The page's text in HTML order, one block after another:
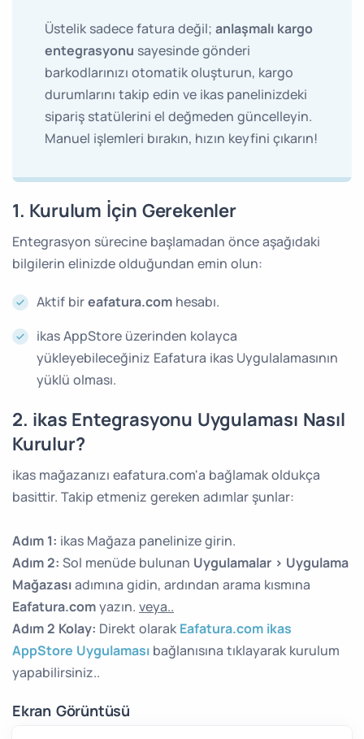
Üstelik sadece fatura değil; anlaşmalı kargo
entegrasyonu sayesinde gönderi
barkodlarınızı otomatik oluşturun, kargo
durumlarını takip edin ve ikas panelinizdeki
sipariş statülerini el değmeden güncelleyin.
Manuel işlemleri bırakın, hızın keyfini çıkarın!
1. Kurulum İçin Gerekenler
Entegrasyon sürecine başlamadan önce aşağıdaki
bilgilerin elinizde olduğundan emin olun:
Aktif bireafatura.com hesabı.
ikas AppStore üzerinden kolayca
yükleyebileceğiniz Eafatura ikas Uygulalamasının
yüklü olması.
2. ikas Entegrasyonu Uygulaması Nasıl
Kurulur?
ikas mağazanızı eafatura.com'a bağlamak oldukça
basittir. Takip etmeniz gereken adımlar şunlar:
Adım 1: ikas Mağaza panelinize girin.
Adım 2: Sol menüde bulunan Uygulamalar > Uygulama
Mağazasıadımına gidin, ardından arama kısmına
Eafatura.comyazın. veya..
Adım 2 Kolay: Direkt olarak Eafatura.com ikas
AppStore Uygulaması bağlanısına tıklayarak kurulum
yapabilirsiniz..
Ekran Görüntüsü